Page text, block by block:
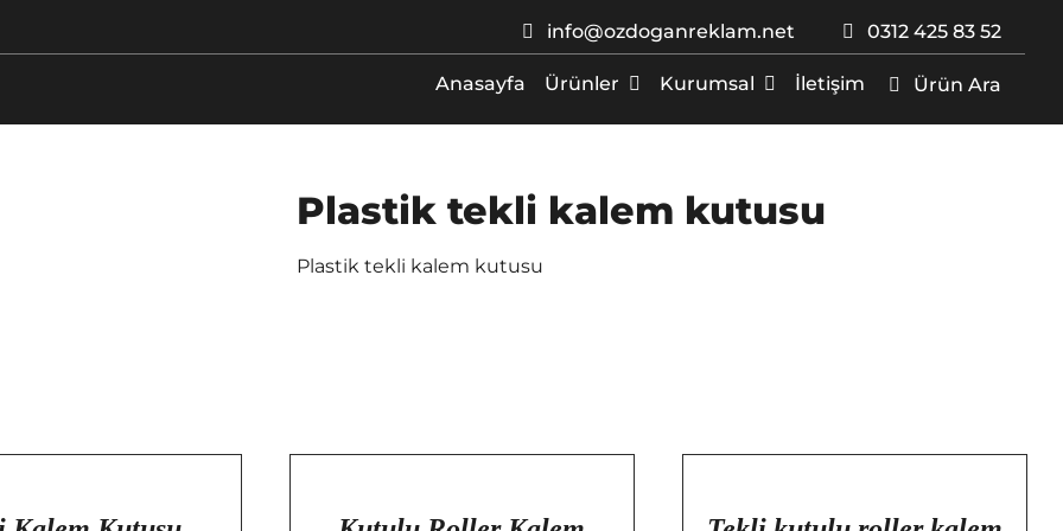
info@ozdoganreklam.net 0312 425 83 52
Anasayfa Ürünler Kurumsal İletişim Ürün Ara
Plastik tekli kalem kutusu
Plastik tekli kalem kutusu